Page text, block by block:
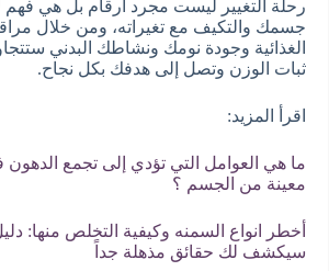
رحلة التغيير ليست مجرد أرقام بل هي فهم
جسمك والتكيف مع تغيراته، ومن خلال
الغذائية وجودة نومك ونشاطك البدني
ثبات الوزن وتصل إلى هدفك بكل نجاح.
اقرأ المزيد:
ما هي العوامل التي تؤدي إلى تجمع
معينة من الجسم ؟
أخطر انواع السمنه وكيفية التخلص منها:
سيكشف لك حقائق مذهلة جداً